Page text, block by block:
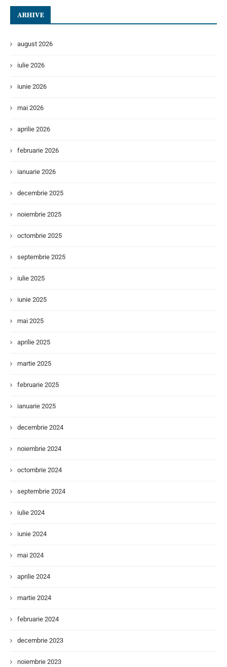
ARHIVE
august 2026
iulie 2026
iunie 2026
mai 2026
aprilie 2026
februarie 2026
ianuarie 2026
decembrie 2025
noiembrie 2025
octombrie 2025
septembrie 2025
iulie 2025
iunie 2025
mai 2025
aprilie 2025
martie 2025
februarie 2025
ianuarie 2025
decembrie 2024
noiembrie 2024
octombrie 2024
septembrie 2024
iulie 2024
iunie 2024
mai 2024
aprilie 2024
martie 2024
februarie 2024
decembrie 2023
noiembrie 2023